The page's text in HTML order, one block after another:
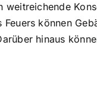
weitreichende
können
hinaus